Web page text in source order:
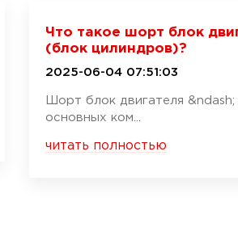
Что такое шорт блок
(блок цилиндров)?
2025-06-04 07:51:03
Шорт блок двигателя
основных ком...
читать полностью